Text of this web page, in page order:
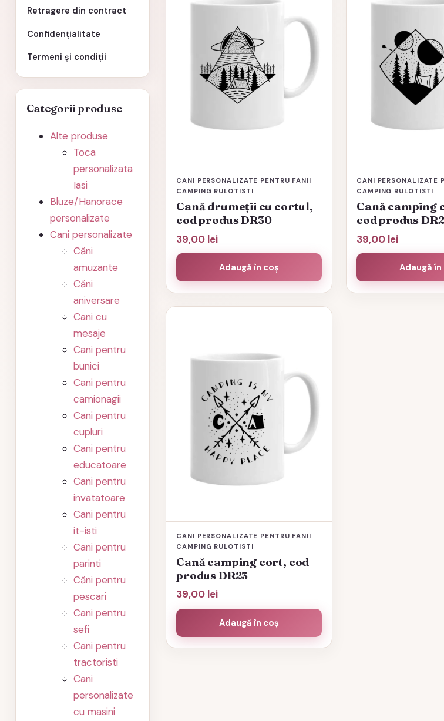
Retragere din contract
Confidențialitate
Termeni și condiții
Categorii produse
Alte produse
Toca
personalizata
Iasi
Bluze/Hanorace
personalizate
Cani personalizate
Căni
amuzante
Căni
aniversare
Cani cu
mesaje
Cani pentru
bunici
Cani pentru
camionagii
Cani pentru
cupluri
Cani pentru
educatoare
Cani pentru
invatatoare
Cani pentru
it-isti
Cani pentru
parinti
Căni pentru
pescari
Cani pentru
sefi
Cani pentru
tractoristi
Cani
personalizate
cu masini
CANI PERSONALIZATE PENTRU FANII
CAMPING RULOTISTI
Cană drumeții cu cortul,
cod produs DR30
39,00 lei
Adaugă în coș
CANI PERSONALIZATE
CAMPING RULOTISTI
Cană camping
cod produs
39,00 lei
Adaugă în
CANI PERSONALIZATE PENTRU FANII
CAMPING RULOTISTI
Cană camping cort, cod
produs DR23
39,00 lei
Adaugă în coș